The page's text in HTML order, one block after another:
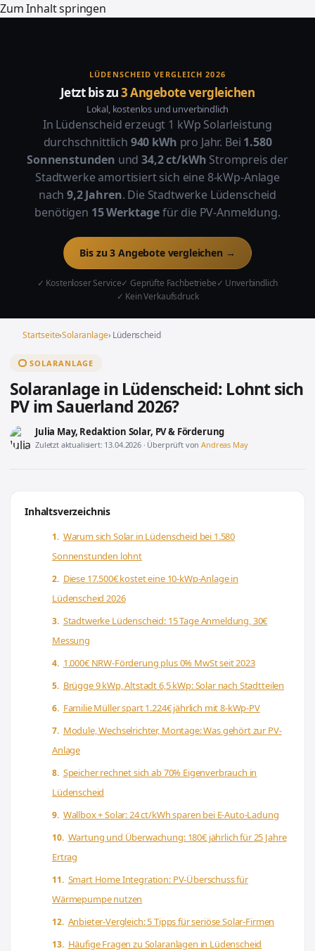
Zum Inhalt springen
LÜDENSCHEID VERGLEICH 2026
Jetzt bis zu3 Angebote vergleichen
Lokal, kostenlos und unverbindlich
In Lüdenscheid erzeugt 1 kWp Solarleistung
durchschnittlich 940 kWh pro Jahr. Bei 1.580
Sonnenstunden und34,2 ct/kWh Strompreis der
Stadtwerke amortisiert sich eine 8-kWp-Anlage
nach9,2 Jahren. Die Stadtwerke Lüdenscheid
benötigen 15 Werktagefür die PV-Anmeldung.
Bis zu 3 Angebote vergleichen →
✓ Kostenloser Service✓ Geprüfte Fachbetriebe✓ Unverbindlich
✓ Kein Verkaufsdruck
Startseite›Solaranlage› Lüdenscheid
SOLARANLAGE
Solaranlage in Lüdenscheid: Lohnt sich
PV im Sauerland 2026?
Julia May, Redaktion Solar, PV & Förderung
Zuletzt aktualisiert: 13.04.2026 · Überprüft vonAndreas May
Inhaltsverzeichnis
Warum sich Solar in Lüdenscheid bei 1.580
Sonnenstunden lohnt
Diese 17.500€ kostet eine 10-kWp-Anlage in
Lüdenscheid 2026
Stadtwerke Lüdenscheid: 15 Tage Anmeldung, 30€
Messung
1.000€ NRW-Förderung plus 0% MwSt seit 2023
Brügge 9 kWp, Altstadt 6,5 kWp: Solar nach Stadtteilen
Familie Müller spart 1.224€ jährlich mit 8-kWp-PV
Module, Wechselrichter, Montage: Was gehört zur PV-
Anlage
Speicher rechnet sich ab 70% Eigenverbrauch in
Lüdenscheid
Wallbox + Solar: 24 ct/kWh sparen bei E-Auto-Ladung
Wartung und Überwachung: 180€ jährlich für 25 Jahre
Ertrag
Smart Home Integration: PV-Überschuss für
Wärmepumpe nutzen
Anbieter-Vergleich: 5 Tipps für seriöse Solar-Firmen
Häufige Fragen zu Solaranlagen in Lüdenscheid